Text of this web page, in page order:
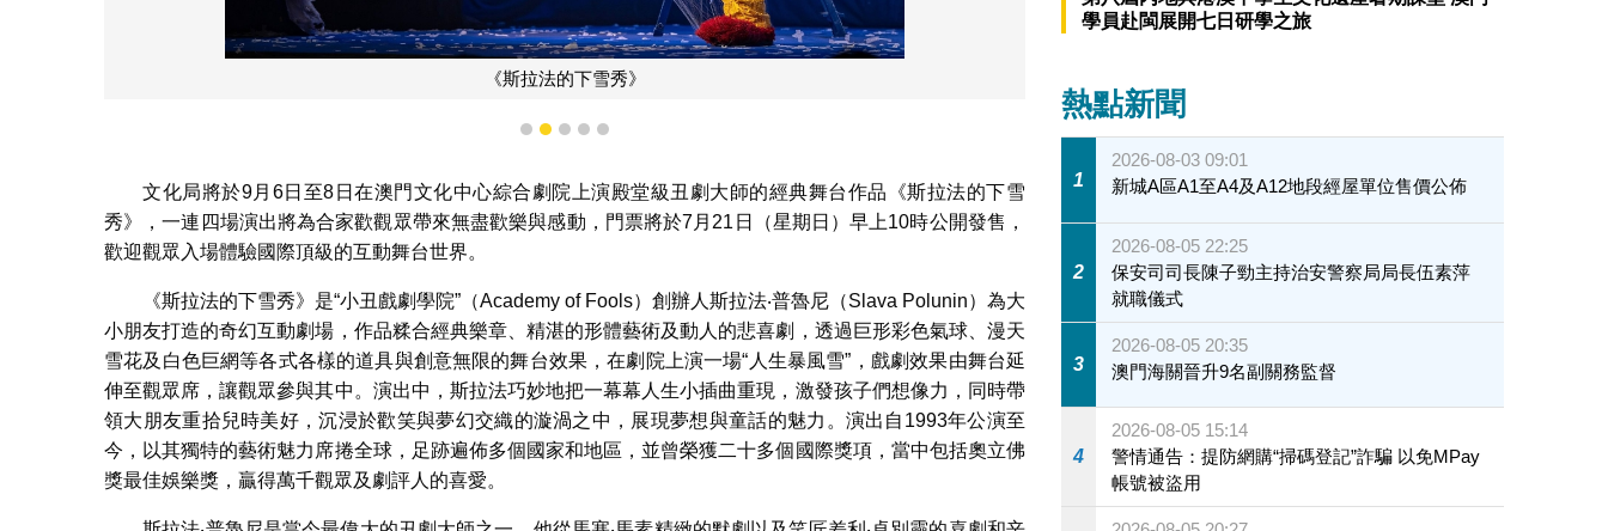
《斯拉法的下雪秀》
1 2 3 4 5
文化局將於9月6日至8日在澳門文化中心綜合劇院上演殿堂級丑劇大師的經典舞台作品《斯拉法的下雪
秀》，一連四場演出將為合家歡觀眾帶來無盡歡樂與感動，門票將於7月21日（星期日）早上10時公開發售，
歡迎觀眾入場體驗國際頂級的互動舞台世界。
《斯拉法的下雪秀》是“小丑戲劇學院”（Academy of Fools）創辦人斯拉法‧普魯尼（Slava Polunin）為大
小朋友打造的奇幻互動劇場，作品糅合經典樂章、精湛的形體藝術及動人的悲喜劇，透過巨形彩色氣球、漫天
雪花及白色巨網等各式各樣的道具與創意無限的舞台效果，在劇院上演一場“人生暴風雪”，戲劇效果由舞台延
伸至觀眾席，讓觀眾參與其中。演出中，斯拉法巧妙地把一幕幕人生小插曲重現，激發孩子們想像力，同時帶
領大朋友重拾兒時美好，沉浸於歡笑與夢幻交織的漩渦之中，展現夢想與童話的魅力。演出自1993年公演至
今，以其獨特的藝術魅力席捲全球，足跡遍佈多個國家和地區，並曾榮獲二十多個國際獎項，當中包括奧立佛
獎最佳娛樂獎，贏得萬千觀眾及劇評人的喜愛。
學員赴閩展開七日研學之旅
熱點新聞
1
2026-08-03 09:01
新城A區A1至A4及A12地段經屋單位售價公佈
2
2026-08-05 22:25
保安司司長陳子勁主持治安警察局局長伍素萍
就職儀式
3
2026-08-05 20:35
澳門海關晉升9名副關務監督
4
2026-08-05 15:14
警情通告：提防網購“掃碼登記”詐騙 以免MPay
帳號被盜用